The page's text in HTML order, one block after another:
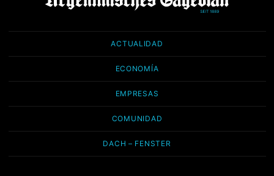
ACTUALIDAD
ECONOMÍA
EMPRESAS
COMUNIDAD
DACH – FENSTER